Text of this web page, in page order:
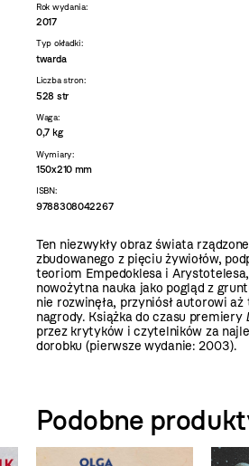
Rok wydania:
2017
Typ okładki:
twarda
Liczba stron:
528 str
Waga:
0,7 kg
Wymiary:
150x210 mm
ISBN:
9788308042267
Ten niezwykły obraz świata
zbudowanego z pięciu żywiołów,
teoriom Empedoklesa i
nowożytna nauka jako pogląd z
nie rozwinęła, przyniósł autorowi
nagrody. Książka do czasu premiery
przez krytyków i czytelników za
dorobku (pierwsze wydanie: 2003).
Podobne